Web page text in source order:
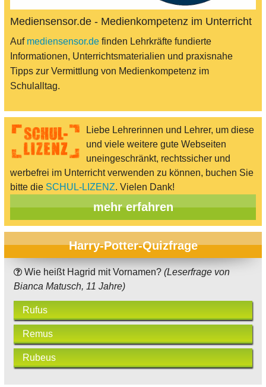
Mediensensor.de - Medienkompetenz im Unterricht
Auf mediensensor.de finden Lehrkräfte fundierte
Informationen, Unterrichtsmaterialien und praxisnahe
Tipps zur Vermittlung von Medienkompetenz im
Schulalltag.
Liebe Lehrerinnen und Lehrer, um diese
und viele weitere gute Webseiten
uneingeschränkt, rechtssicher und
werbefrei im Unterricht verwenden zu können, buchen Sie
bitte die SCHUL-LIZENZ. Vielen Dank!
mehr erfahren
Harry-Potter-Quizfrage
Wie heißt Hagrid mit Vornamen? (Leserfrage von
Bianca Matusch, 11 Jahre)
Rufus
Remus
Rubeus